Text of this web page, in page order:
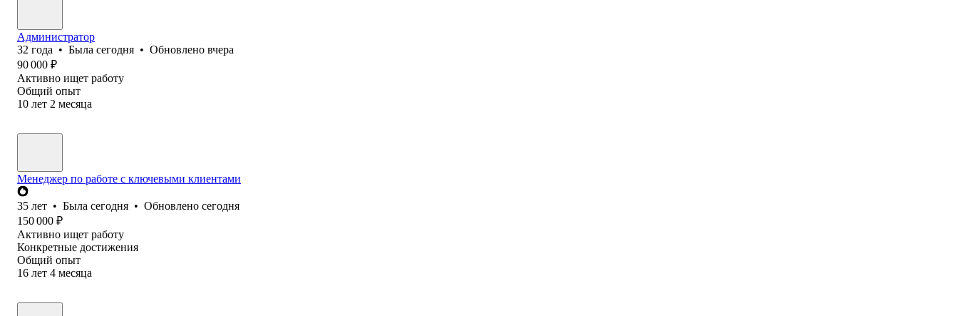
Администратор
32 года • Была сегодня • Обновлено вчера
90 000 ₽
Активно ищет работу
Общий опыт
10 лет 2 месяца
Менеджер по работе с ключевыми клиентами
35 лет • Была сегодня • Обновлено сегодня
150 000 ₽
Активно ищет работу
Конкретные достижения
Общий опыт
16 лет 4 месяца